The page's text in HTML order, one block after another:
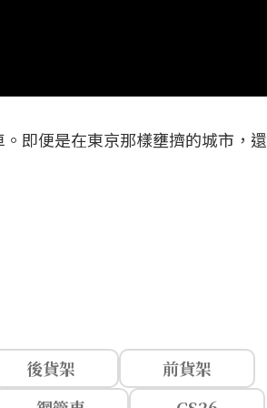
即便是在東京那樣壅擠的城市，
後貨架
前貨架